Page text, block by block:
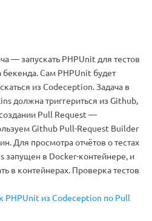
— запускать PHPUnit для тестов
бекенда. Сам PHPUnit будет
из Codeception. Задача в
должна триггериться из Github,
Pull Request —
Github Pull-Request Builder
Для просмотра отчётов о тестах
в Docker-контейнере, и
в контейнерах. Проверка тестов
PHPUnit из Codeception по Pull